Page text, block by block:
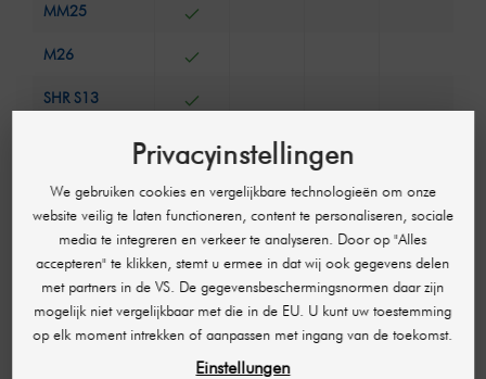
MM25
M26
SHR S13
SHR M Pro
MD 808 Pro
D 808
Privacyinstellingen
We gebruiken cookies en vergelijkbare technologieën om onze
website veilig te laten functioneren, content te personaliseren, sociale
media te integreren en verkeer te analyseren. Door op "Alles
accepteren" te klikken, stemt u ermee in dat wij ook gegevens delen
met partners in de VS. De gegevensbeschermingsnormen daar zijn
mogelijk niet vergelijkbaar met die in de EU. U kunt uw toestemming
op elk moment intrekken of aanpassen met ingang van de toekomst.
Einstellungen